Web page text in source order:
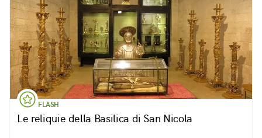
FLASH
Le reliquie della Basilica di San Nicola